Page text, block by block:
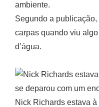
ambiente.
Segundo a
carpas quando viu
d’água.
Nick Richards estava